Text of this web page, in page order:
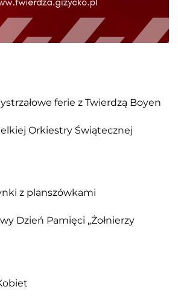
ferie z Twierdzą Boyen
Orkiestry Świątecznej
z planszówkami
Dzień Pamięci „Żołnierzy